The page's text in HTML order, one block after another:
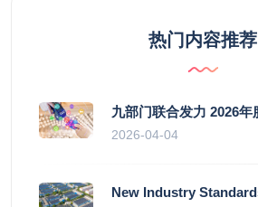
热门内容推荐
2026-04-04